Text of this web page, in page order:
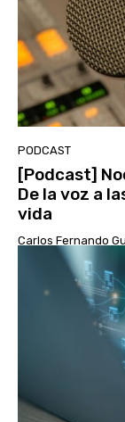
PODCAST
[Podcast]
De la voz a
vida
Carlos Fernando